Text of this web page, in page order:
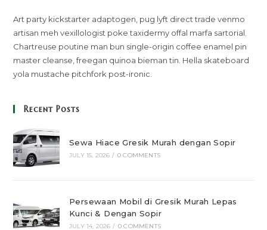
Art party kickstarter adaptogen, pug lyft direct trade venmo
artisan meh vexillologist poke taxidermy offal marfa sartorial.
Chartreuse poutine man bun single-origin coffee enamel pin
master cleanse, freegan quinoa bieman tin. Hella skateboard
yola mustache pitchfork post-ironic.
Recent Posts
Sewa Hiace Gresik Murah dengan Sopir
JULY 15, 2026 / 0 COMMENTS
Persewaan Mobil di Gresik Murah Lepas
Kunci & Dengan Sopir
JULY 14, 2026 / 0 COMMENTS